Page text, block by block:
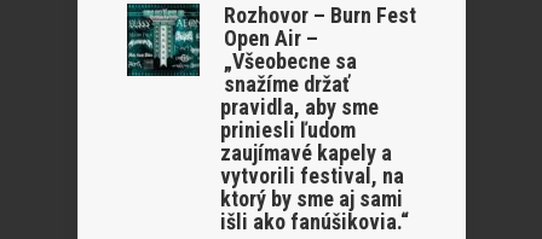
Rozhovor – Burn Fest
Open Air –
„Všeobecne sa
snažíme držať
pravidla, aby sme
priniesli ľudom
zaujímavé kapely a
vytvorili festival, na
ktorý by sme aj sami
išli ako fanúšikovia.“